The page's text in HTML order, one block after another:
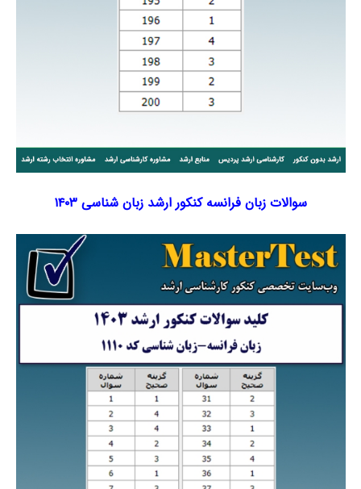
سوالات زبان فرانسه کنکور ارشد زبان شناسی ۱۴۰۳